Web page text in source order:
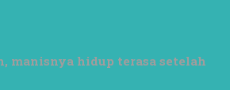
manisnya hidup terasa setelah